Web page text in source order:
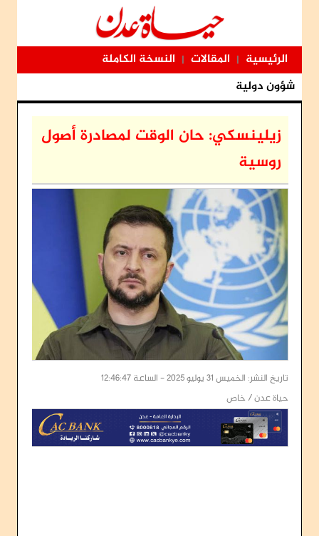
الرئيسية | المقالات | النسخة الكاملة
شؤون دولية
زيلينسكي: حان الوقت لمصادرة أصول
روسية
تاريخ النشر: الخميس 31 يوليو 2025 - الساعة 12:46:47
حياة عدن / خاص